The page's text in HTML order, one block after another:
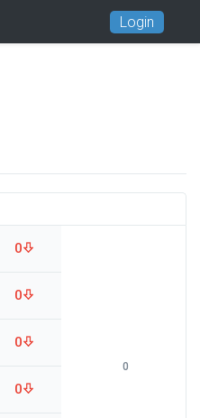
Login
0
0
0
0
0